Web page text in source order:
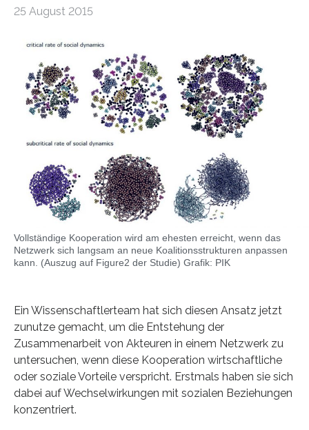
25 August 2015
Vollständige Kooperation wird am ehesten erreicht, wenn das
Netzwerk sich langsam an neue Koalitionsstrukturen anpassen
kann. (Auszug auf Figure2 der Studie) Grafik: PIK
Ein Wissenschaftlerteam hat sich diesen Ansatz jetzt
zunutze gemacht, um die Entstehung der
Zusammenarbeit von Akteuren in einem Netzwerk zu
untersuchen, wenn diese Kooperation wirtschaftliche
oder soziale Vorteile verspricht. Erstmals haben sie sich
dabei auf Wechselwirkungen mit sozialen Beziehungen
konzentriert.